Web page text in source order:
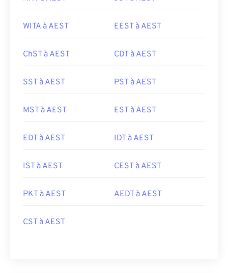
WITA à AEST EEST à AEST
ChST à AEST CDT à AEST
SST à AEST PST à AEST
MST à AEST EST à AEST
EDT à AEST IDT à AEST
IST à AEST CEST à AEST
PKT à AEST AEDT à AEST
CST à AEST